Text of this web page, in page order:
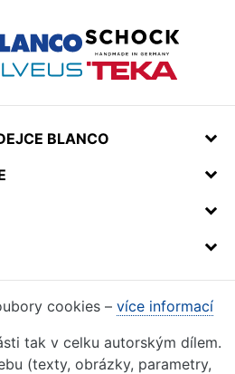
BLANCO
cookies – více informací
tak v celku autorským dílem.
(texty, obrázky, parametry,